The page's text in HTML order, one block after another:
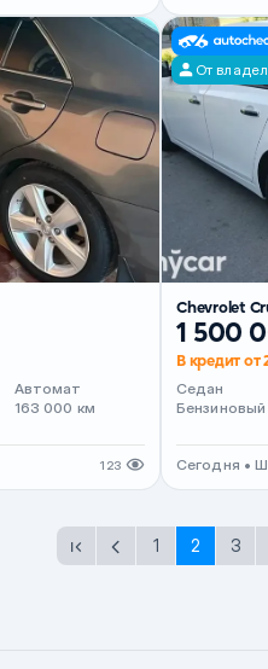
Автомат
163 000 км
123
От
Chevrolet
1 500
В кредит от
Седан
Бензиновый
Сегодня •
1 2 3